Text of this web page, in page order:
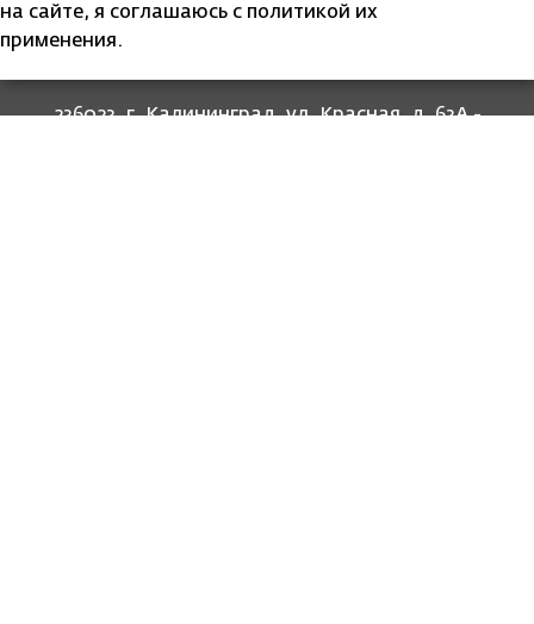
236023, г. Калининград, ул. Красная, д. 63А -
на сайте, я соглашаюсь с политикой их
применения.